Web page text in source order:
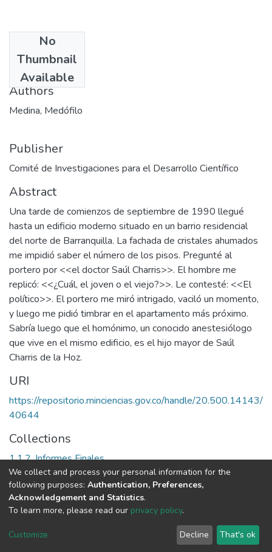
No
Thumbnail
Available
1997
Authors
Medina, Medófilo
Publisher
Comité de Investigaciones para el Desarrollo Científico
Abstract
Una tarde de comienzos de septiembre de 1990 llegué
hasta un edificio moderno situado en un barrio residencial
del norte de Barranquilla. La fachada de cristales ahumados
me impidió saber el número de los pisos. Pregunté al
portero por <<el doctor Saúl Charris>>. El hombre me
replicó: <<¿Cuál, el joven o el viejo?>>. Le contesté: <<El
político>>. El portero me miró intrigado, vaciló un momento,
y luego me pidió timbrar en el apartamento más próximo.
Sabría luego que el homónimo, un conocido anestesiólogo
que vive en el mismo edificio, es el hijo mayor de Saúl
Charris de la Hoz.
URI
https://repositorio.minciencias.gov.co/handle/20.500.14143/
40644
Collections
1.1.2. Informes Finales
Full item page
DSpace software copyright © 2002-2026
Cookie
End User
Agreement
Send
Feedback
We collect and process your personal information for the
following purposes: Authentication, Preferences,
Acknowledgement and Statistics.
To learn more, please read our privacy policy.
Customize Decline That's ok